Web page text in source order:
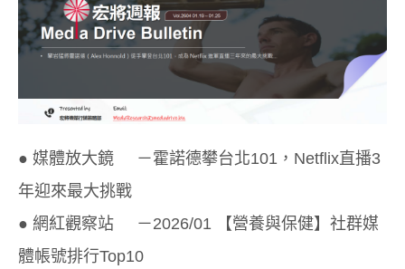
● 媒體放大鏡 －霍諾德攀台北101，Netflix直播3
年迎來最大挑戰
● 網紅觀察站 －2026/01 【營養與保健】社群媒
體帳號排行Top10